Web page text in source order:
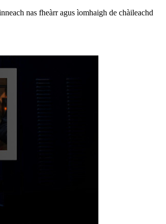
nas fheàrr agus ìomhaigh de chàileachd